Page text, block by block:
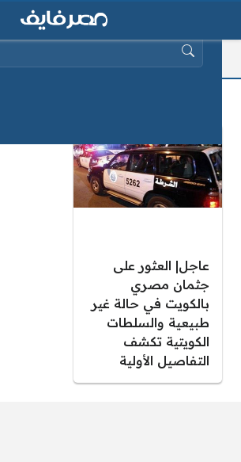
عاجل| العثور على
جثمان مصري
بالكويت في حالة غير
طبيعية والسلطات
الكويتية تكشف
التفاصيل الأولية
البحث عن: